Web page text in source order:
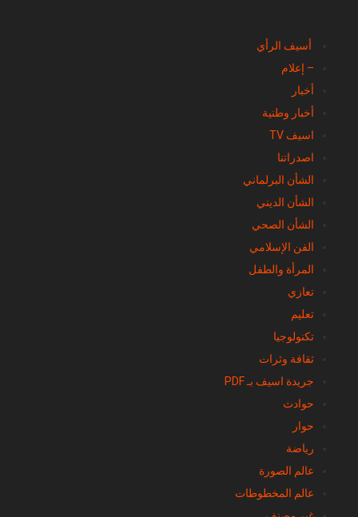
أسيف الرأي
– إعلام
أخبار
أخبار وطنية
اسيف TV
اصدراتنا
الشأن البرلماني
الشأن الديني
الشأن الصحي
الفن الإسلامي
المرأة والطفل
تعازي
تعليم
تكنولوجيا
ثقافة وثرات
جريدة اسيف بـ PDF
حوادث
حوار
رياضة
عالم الصورة
عالم المخطوطات